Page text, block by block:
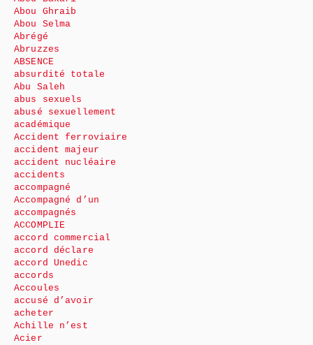
Abou Ghraib
Abou Selma
Abrégé
Abruzzes
ABSENCE
absurdité totale
Abu Saleh
abus sexuels
abusé sexuellement
académique
Accident ferroviaire
accident majeur
accident nucléaire
accidents
accompagné
Accompagné d’un
accompagnés
ACCOMPLIE
accord commercial
accord déclare
accord Unedic
accords
Accoules
accusé d’avoir
acheter
Achille n’est
Acier